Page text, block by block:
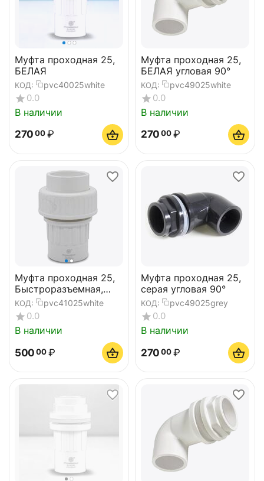
Муфта проходная 25,
БЕЛАЯ
КОД: pvc40025white
0.0
В наличии
270 00 ₽
Муфта проходная 25,
БЕЛАЯ угловая 90°
КОД: pvc49025white
0.0
В наличии
270 00 ₽
Муфта проходная 25,
Быстроразъемная,
белая
КОД: pvc41025white
0.0
В наличии
500 00 ₽
Муфта проходная 25,
серая угловая 90°
КОД: pvc49025grey
0.0
В наличии
270 00 ₽